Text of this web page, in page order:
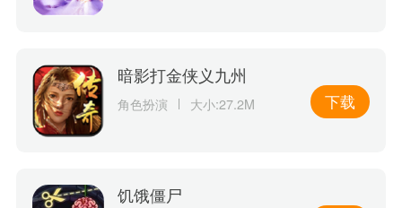
暗影打金侠义九州
角色扮演 大小:27.2M 下载
饥饿僵尸